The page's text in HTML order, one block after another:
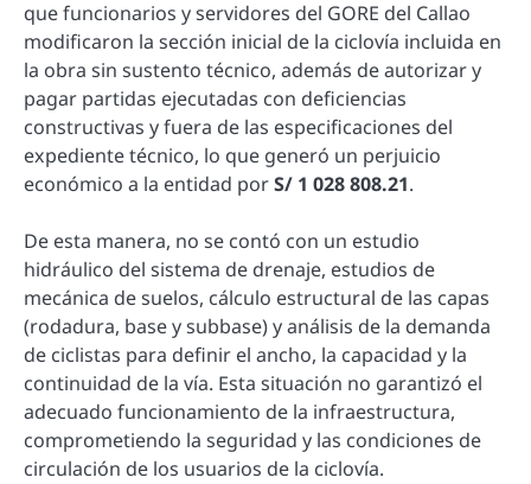
que funcionarios y servidores del GORE del Callao
modificaron la sección inicial de la ciclovía incluida en
la obra sin sustento técnico, además de autorizar y
pagar partidas ejecutadas con deficiencias
constructivas y fuera de las especificaciones del
expediente técnico, lo que generó un perjuicio
económico a la entidad porS/ 1 028 808.21.
De esta manera, no se contó con un estudio
hidráulico del sistema de drenaje, estudios de
mecánica de suelos, cálculo estructural de las capas
(rodadura, base y subbase) y análisis de la demanda
de ciclistas para definir el ancho, la capacidad y la
continuidad de la vía. Esta situación no garantizó el
adecuado funcionamiento de la infraestructura,
comprometiendo la seguridad y las condiciones de
circulación de los usuarios de la ciclovía.